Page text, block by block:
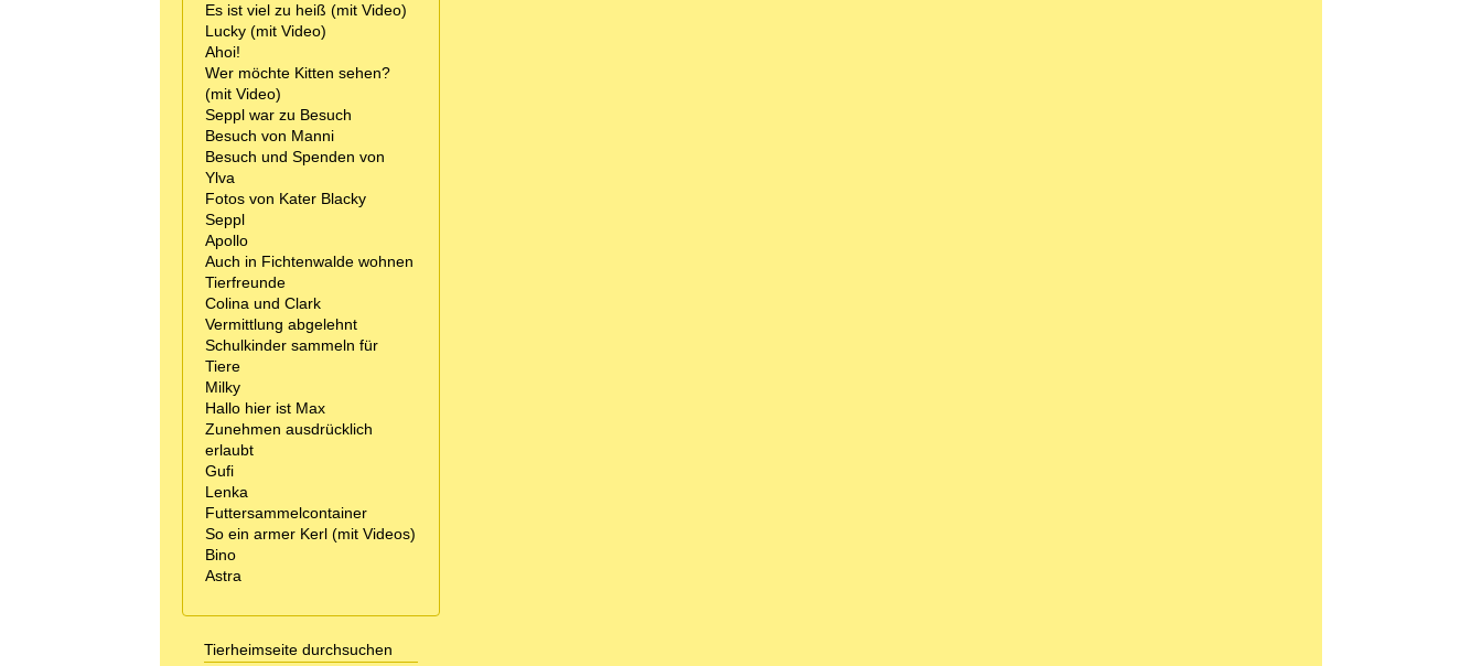
Es ist viel zu heiß (mit Video)
Lucky (mit Video)
Ahoi!
Wer möchte Kitten sehen?
(mit Video)
Seppl war zu Besuch
Besuch von Manni
Besuch und Spenden von
Ylva
Fotos von Kater Blacky
Seppl
Apollo
Auch in Fichtenwalde wohnen
Tierfreunde
Colina und Clark
Vermittlung abgelehnt
Schulkinder sammeln für
Tiere
Milky
Hallo hier ist Max
Zunehmen ausdrücklich
erlaubt
Gufi
Lenka
Futtersammelcontainer
So ein armer Kerl (mit Videos)
Bino
Astra
Tierheimseite durchsuchen